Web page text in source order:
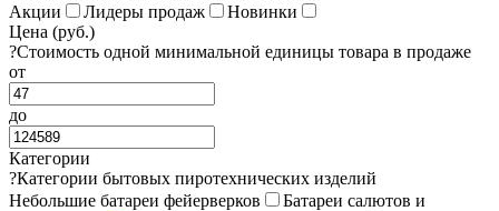
Акции
Лидеры продаж
Новинки
Цена (руб.)
?Стоимость одной минимальной единицы товара в продаже
от
до
Категории
?Категории бытовых пиротехнических изделий
Небольшие батареи фейерверков
Батареи салютов и